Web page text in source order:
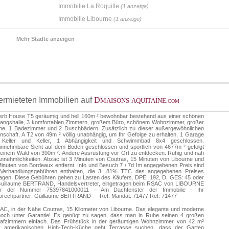
Immobilie La Roquille (1 anzeige)
Immobilie Libourne (1 anzeige)
Mehr Städte anzeigen
Immobilien aufDMAISONS-AQUITAINE .COM
House T5 geräumig und hell 160m ² bewohnbar bestehend aus einer schönen
3 komfortablen Zimmern, großem Büro, schönem Wohnzimmer, großer
1 Badezimmer und 2 Duschbädern. Zusätzlich zu dieser außergewöhnlichen
A T2 von 49m ² völlig unabhängig, um Ihr Gefolge zu erhalten, 1 Garage
und Keller, 1 Abhängigkeit und Schwimmbad 8x4 geschlossen.
Sicht auf dem Boden geschlossen und sportlich von 4677m ² gefolgt
Wald von 390m ². Andere Ausrüstung vor Ort zu entdecken. Ruhig und nah
Abzac ist 3 Minuten von Coutras, 15 Minuten von Libourne und
von Bordeaux entfernt. Info und Besuch 7 / 7d Im angegebenen Preis sind
enthalten, die 3, 81% TTC des angegebenen Preises
Diese Gebühren gehen zu Lasten des Käufers. DPE: 192, D, GES: 45 oder
BERTRAND, Handelsvertreter, eingetragen beim RSAC von LIBOURNE
der Nummer 75397841000011 - Am Dachfenster der Immobilie - Ihr
Guillaume BERTRAND - - Ref. Mandat: 71477 Ref: 71477
in der Nähe Coutras, 15 Kilometer von Libourne. Das elegante und moderne
unter Garantie! Es genügt zu sagen, dass man in Ruhe seinen 4 großen
einfach. Das Frühstück in der geräumigen Wohnzimmer von 42 m²
amerikanischen High-Tech-Küche geht Terrasse suchen, dass der Garten